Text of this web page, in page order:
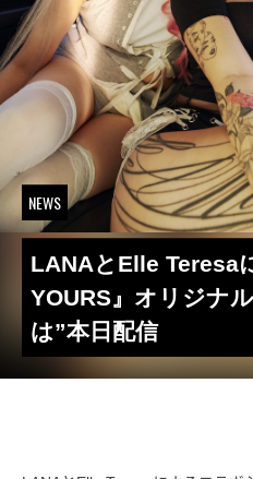
NEWS
LANAとElle Teresa
YOURS』オリジナ
は”本日配信